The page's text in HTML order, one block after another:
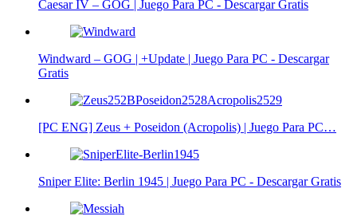
Caesar IV – GOG | Juego Para PC - Descargar Gratis
Windward – GOG | +Update | Juego Para PC - Descargar
Gratis
[PC ENG] Zeus + Poseidon (Acropolis) | Juego Para PC…
Sniper Elite: Berlin 1945 | Juego Para PC - Descargar Gratis